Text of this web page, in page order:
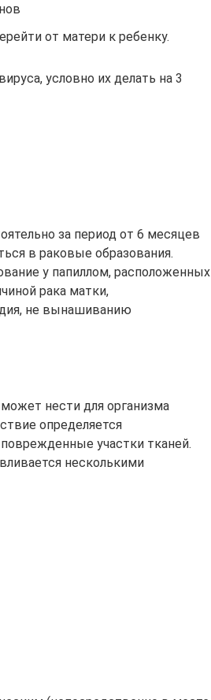
от матери к ребенку.
условно их делать на 3
за период от 6 месяцев
в раковые образования.
у папиллом, расположенных
рака матки,
не вынашиванию
нести для организма
определяется
участки тканей.
несколькими